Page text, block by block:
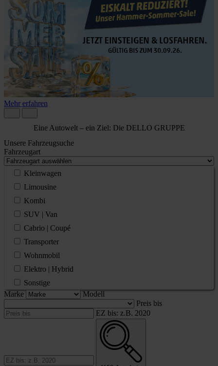
Mehr erfahren
Eine Autowelt – ein Ziel: Die DELLO GRUPPE
Unsere Fahrzeugsuche
Fahrzeugart
Kleinwagen
Limousine
Kombi
SUV | Van
Cabrio | Coupé
Transporter
Wohnmobil
Elektro | Hybrid
Sonstige
Marke
Modell
Preis bis
EZ bis: z.B. 2020